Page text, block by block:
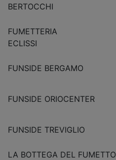
BERTOCCHI
FUMETTERIA
ECLISSI
FUNSIDE BERGAMO
FUNSIDE ORIOCENTER
FUNSIDE TREVIGLIO
LA BOTTEGA DEL FUMETTO